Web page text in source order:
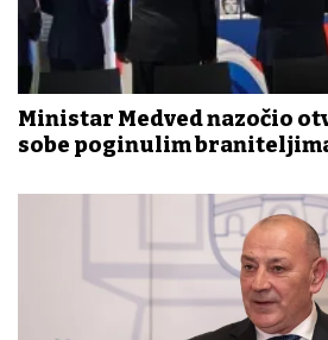
Ministar Medved nazočio
sobe poginulim